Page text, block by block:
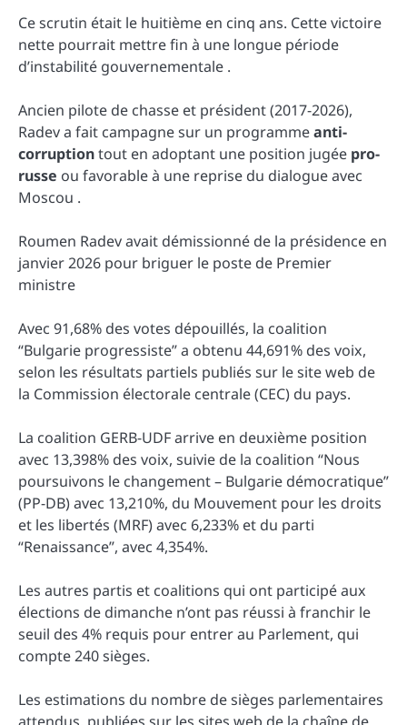
Ce scrutin était le huitième en cinq ans. Cette victoire
nette pourrait mettre fin à une longue période
d’instabilité gouvernementale .
Ancien pilote de chasse et président (2017-2026),
Radev a fait campagne sur un programmeanti-
corruptiontout en adoptant une position jugée pro-
russe ou favorable à une reprise du dialogue avec
Moscou .
Roumen Radev avait démissionné de la présidence en
janvier 2026 pour briguer le poste de Premier
ministre
Avec 91,68% des votes dépouillés, la coalition
“Bulgarie progressiste” a obtenu 44,691% des voix,
selon les résultats partiels publiés sur le site web de
la Commission électorale centrale (CEC) du pays.
La coalition GERB-UDF arrive en deuxième position
avec 13,398% des voix, suivie de la coalition “Nous
poursuivons le changement – Bulgarie démocratique”
(PP-DB) avec 13,210%, du Mouvement pour les droits
et les libertés (MRF) avec 6,233% et du parti
“Renaissance”, avec 4,354%.
Les autres partis et coalitions qui ont participé aux
élections de dimanche n’ont pas réussi à franchir le
seuil des 4% requis pour entrer au Parlement, qui
compte 240 sièges.
Les estimations du nombre de sièges parlementaires